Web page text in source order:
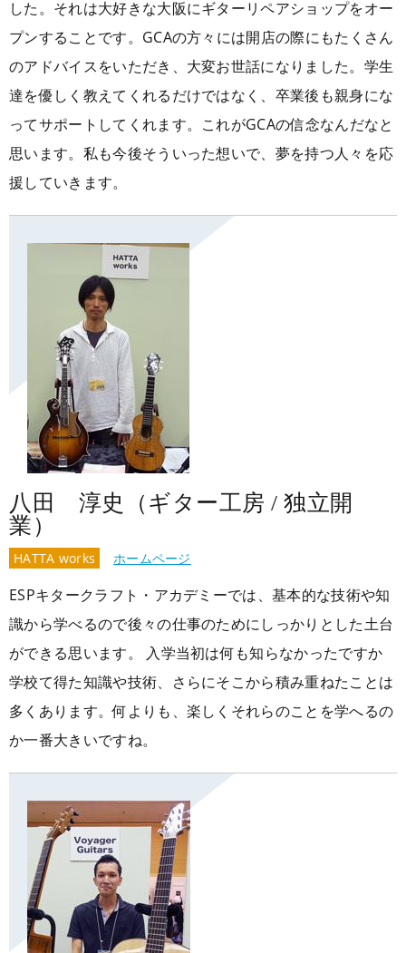
した。それは大好きな大阪にギターリペアショップをオー
プンすることです。GCAの方々には開店の際にもたくさん
のアドバイスをいただき、大変お世話になりました。学生
達を優しく教えてくれるだけではなく、卒業後も親身にな
ってサポートしてくれます。これがGCAの信念なんだなと
思います。私も今後そういった想いで、夢を持つ人々を応
援していきます。
八田 淳史（ギター工房 / 独立開
業）
HATTA works ホームページ
ESPキタークラフト・アカデミーでは、基本的な技術や知
識から学べるので後々の仕事のためにしっかりとした土台
ができる思います。 入学当初は何も知らなかったですか
学校て得た知識や技術、さらにそこから積み重ねたことは
多くあります。何よりも、楽しくそれらのことを学へるの
か一番大きいですね。